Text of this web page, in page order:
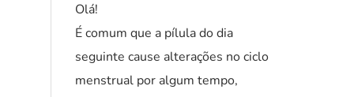
Olá!
É comum que a pílula do dia
seguinte cause alterações no ciclo
menstrual por algum tempo,